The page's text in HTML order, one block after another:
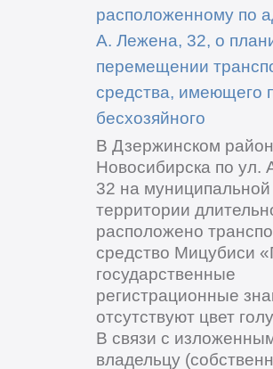
расположенному по
А. Лежена, 32, о
перемещении
средства, имеющего
бесхозяйного
В Дзержинском
Новосибирска по ул.
32 на муниципальной
территории
расположено
средство Мицубиси
государственные
регистрационные
отсутствуют цвет
В связи с
владельцу